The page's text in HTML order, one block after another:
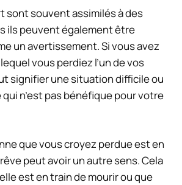
sont souvent assimilés à des
ils peuvent également être
un avertissement. Si vous avez
vous perdiez l’un de vos
signifier une situation difficile ou
n’est pas bénéfique pour votre
que vous croyez perdue est en
peut avoir un autre sens. Cela
est en train de mourir ou que